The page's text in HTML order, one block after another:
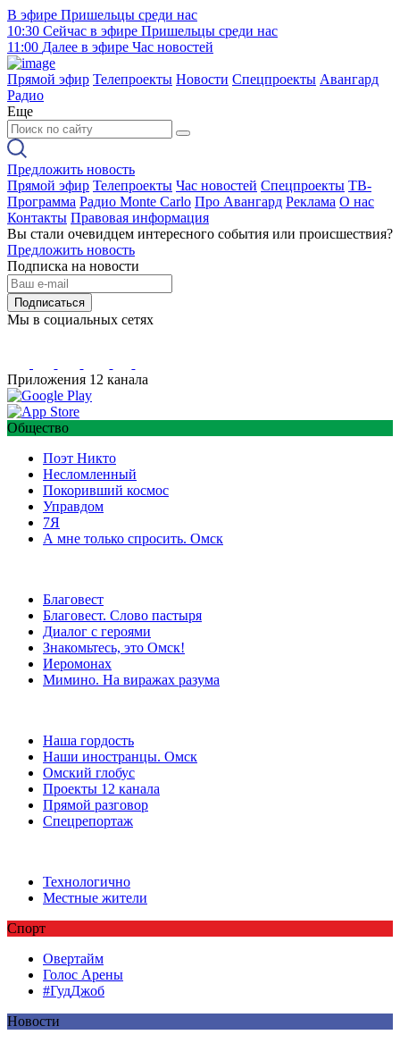
В эфире Пришельцы среди нас
10:30 Сейчас в эфире Пришельцы среди нас
11:00 Далее в эфире Час новостей
Прямой эфир Телепроекты Новости Спецпроекты Авангард
Радио
Еще
Предложить новость
Прямой эфир Телепроекты Час новостей Спецпроекты ТВ-
Программа Радио Monte Carlo Про Авангард Реклама О нас
Контакты Правовая информация
Вы стали очевидцем интересного события или происшествия?
Предложить новость
Подписка на новости
Подписаться
Мы в социальных сетях
Приложения 12 канала
Общество
Поэт Никто
Несломленный
Покоривший космос
Управдом
7Я
А мне только спросить. Омск
Благовест
Благовест. Слово пастыря
Диалог с героями
Знакомьтесь, это Омск!
Иеромонах
Мимино. На виражах разума
Наша гордость
Наши иностранцы. Омск
Омский глобус
Проекты 12 канала
Прямой разговор
Спецрепортаж
Технологично
Местные жители
Спорт
Овертайм
Голос Арены
#ГудДжоб
Новости